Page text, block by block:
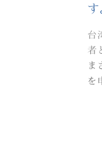
す
台
者
ま
を